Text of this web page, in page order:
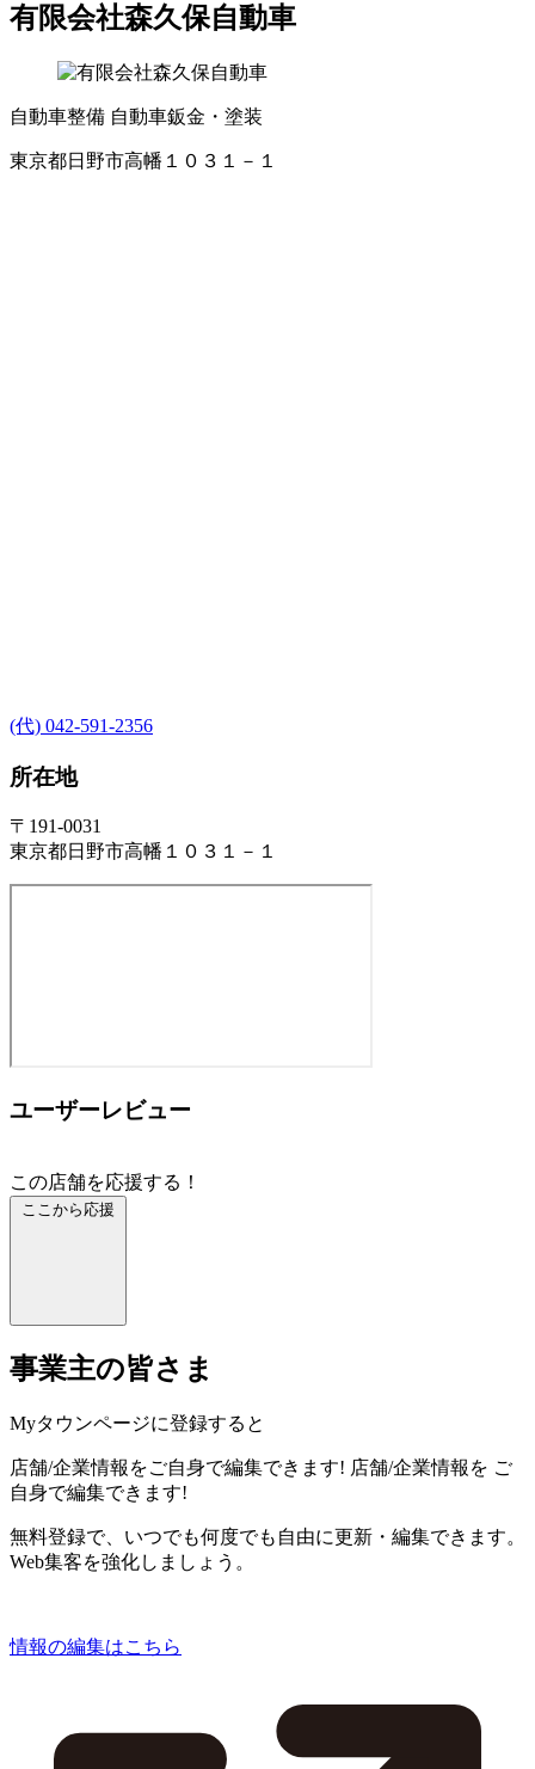
有限会社森久保自動車
自動車整備 自動車鈑金・塗装
東京都日野市高幡１０３１－１
(代) 042-591-2356
所在地
〒191-0031
東京都日野市高幡１０３１－１
ユーザーレビュー
この店舗を応援する！
ここから応援
事業主の皆さま
Myタウンページに登録すると
店舗/企業情報をご自身で編集できます! 店舗/企業情報を ご
自身で編集できます!
無料登録で、いつでも何度でも自由に更新・編集できます。
Web集客を強化しましょう。
情報の編集はこちら